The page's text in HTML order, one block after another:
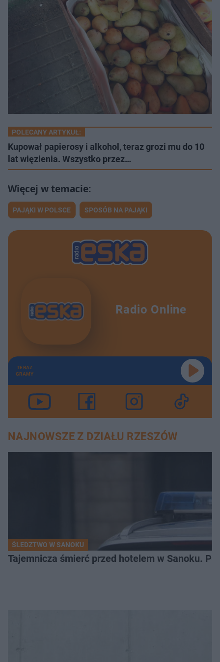
POLECANY ARTYKUŁ:
Kupował papierosy i alkohol, teraz grozi mu do 10
lat więzienia. Wszystko przez…
PAJĄKI W POLSCE SPOSÓB NA PAJĄKI
Radio Online
TERAZ
GRAMY
NAJNOWSZE Z DZIAŁU RZESZÓW
ŚLEDZTWO W SANOKU
Tajemnicza śmierć przed hotelem w Sanoku.